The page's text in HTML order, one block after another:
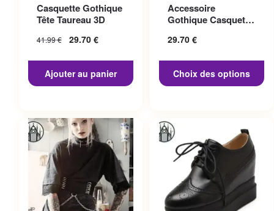
Casquette Gothique
Tête Taureau 3D
41.99€ 29.70 €
Ajouter au panier
Accessoire
Gothique Casquette
29.70 €
Choix des options
variations. Les options
peuvent être choisies sur la
page du produit